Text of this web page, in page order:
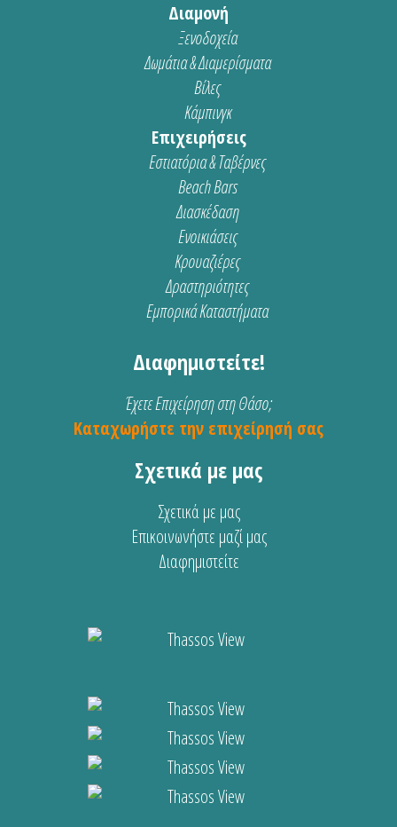
Διαμονή
Ξενοδοχεία
Δωμάτια & Διαμερίσματα
Βίλες
Κάμπινγκ
Επιχειρήσεις
Εστιατόρια & Ταβέρνες
Beach Bars
Διασκέδαση
Ενοικιάσεις
Κρουαζιέρες
Δραστηριότητες
Εμπορικά Καταστήματα
Διαφημιστείτε!
Έχετε Επιχείρηση στη Θάσο;
Καταχωρήστε την επιχείρησή σας
Σχετικά με μας
Σχετικά με μας
Επικοινωνήστε μαζί μας
Διαφημιστείτε